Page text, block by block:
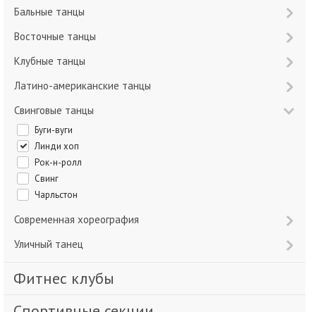
Бальные танцы
Восточные танцы
Клубные танцы
Латино-американские танцы
Свинговые танцы
Буги-вуги
Линди хоп
Рок-н-ролл
Свинг
Чарльстон
Современная хореография
Уличный танец
Фитнес клубы